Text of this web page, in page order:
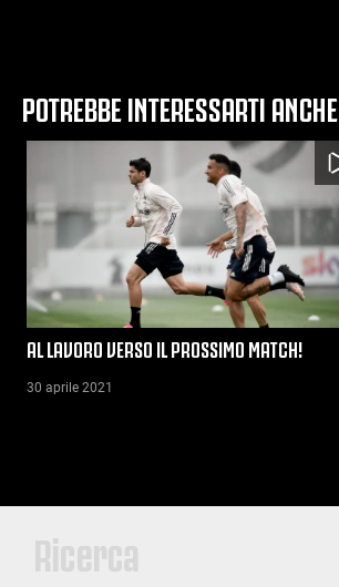
POTREBBE INTERESSARTI ANCHE
AL LAVORO VERSO IL PROSSIMO MATCH!
30 aprile 2021